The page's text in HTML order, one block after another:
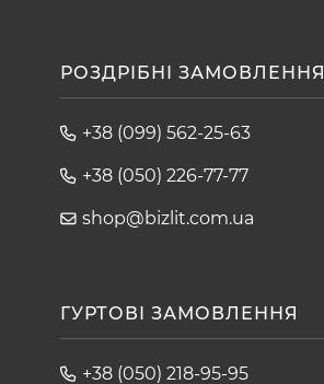
РОЗДРІБНІ ЗАМОВЛЕННЯ
+38 (099) 562-25-63
+38 (050) 226-77-77
shop@bizlit.com.ua
ГУРТОВІ ЗАМОВЛЕННЯ
+38 (050) 218-95-95